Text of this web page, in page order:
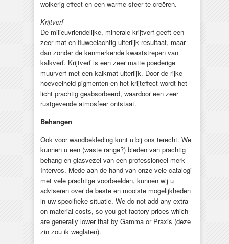
wolkerig effect en een warme sfeer te creëren.
Krijtverf
De milieuvriendelijke, minerale krijtverf geeft een
zeer mat en fluweelachtig uiterlijk resultaat, maar
dan zonder de kenmerkende kwaststrepen van
kalkverf. Krijtverf is een zeer matte poederige
muurverf met een kalkmat uiterlijk. Door de rijke
hoeveelheid pigmenten en het krijteffect wordt het
licht prachtig geabsorbeerd, waardoor een zeer
rustgevende atmosfeer ontstaat.
Behangen
Ook voor wandbekleding kunt u bij ons terecht. We
kunnen u een (waste range?) bieden van prachtig
behang en glasvezel van een professioneel merk
Intervos. Mede aan de hand van onze vele catalogi
met vele prachtige voorbeelden, kunnen wij u
adviseren over de beste en mooiste mogelijkheden
in uw specifieke situatie. We do not add any extra
on material costs, so you get factory prices which
are generally lower that by Gamma or Praxis (deze
zin zou ik weglaten).